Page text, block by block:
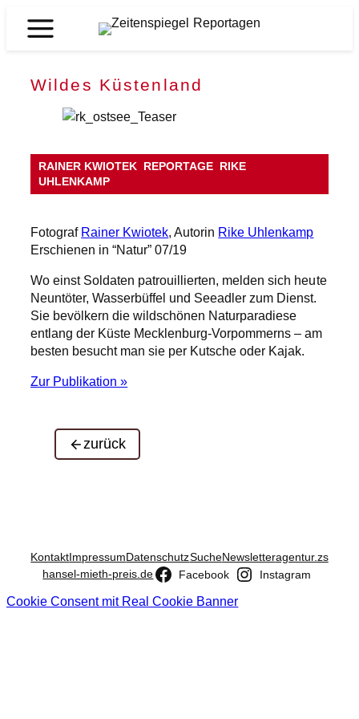
Inhalt
Zeitenspiegel
Wildes Küstenland
RAINER KWIOTEK REPORTAGE RIKE
UHLENKAMP
Fotograf Rainer Kwiotek, Autorin Rike Uhlenkamp
Erschienen in “Natur” 07/19
Wo einst Soldaten patrouillierten, melden sich heute
Neuntöter, Wasserbüffel und Seeadler zum Dienst.
Sie bevölkern die wildschönen Naturparadiese
entlang der Küste Mecklenburg-Vorpommerns – am
besten besucht man sie per Kutsche oder Kajak.
Zur Publikation »
zurück
KontaktImpressumDatenschutzSucheNewsletteragentur.zs
hansel-mieth-preis.de
Facebook Instagram
Cookie Consent mit Real Cookie Banner